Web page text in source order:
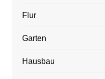
Flur
Garten
Hausbau